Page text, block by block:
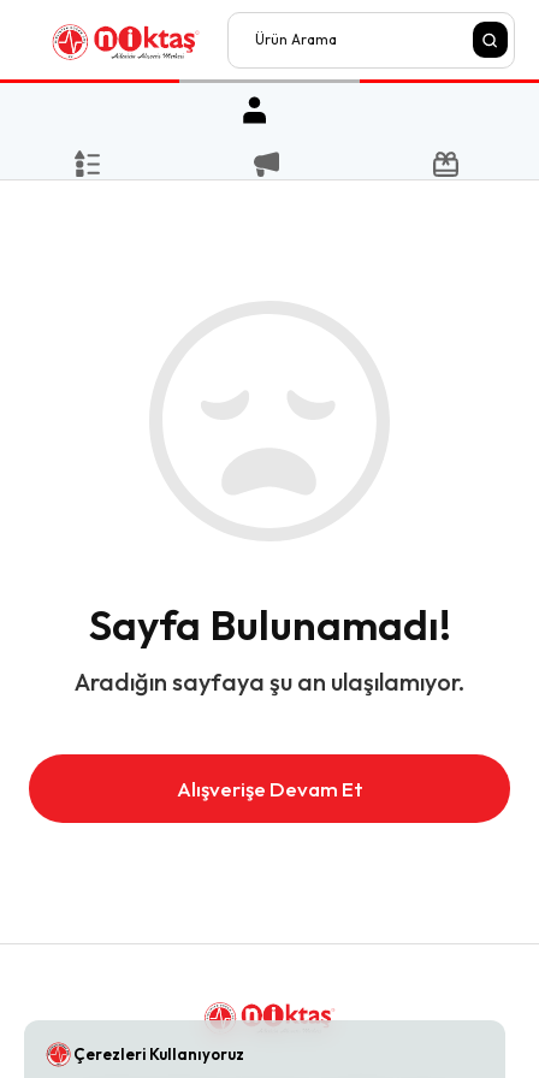
Sayfa Bulunamadı!
Aradığın sayfaya şu an ulaşılamıyor.
Alışverişe Devam Et
Çerezleri Kullanıyoruz